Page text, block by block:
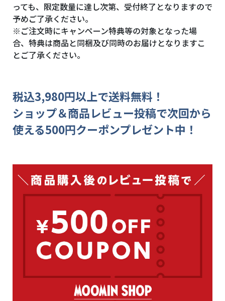
っても、限定数量に達し次第、受付終了となりますので
予めご了承ください。
※ご注文時にキャンペーン特典等の対象となった場
合、特典は商品と同梱及び同時のお届けとなりますこ
とご了承ください。
税込3,980円以上で送料無料！
ショップ＆商品レビュー投稿で次回から
使える500円クーポンプレゼント中！